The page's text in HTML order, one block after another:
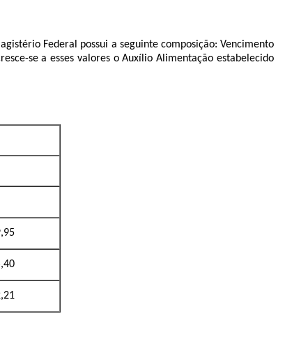
Federal possui a seguinte composição: Vencimento
se a esses valores o Auxílio Alimentação estabelecido